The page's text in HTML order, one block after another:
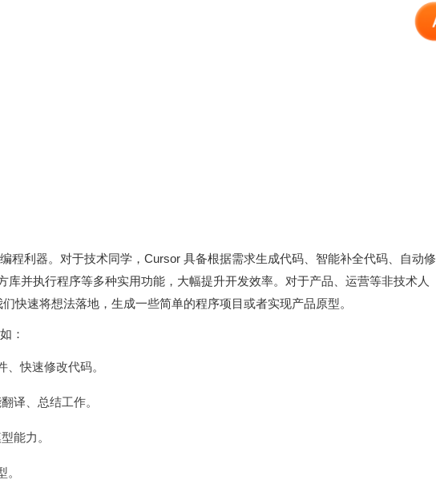
程利器。对于技术同学，Cursor 具备根据需求生成代码、智能补全代码、自动修
库并执行程序等多种实用功能，大幅提升开发效率。对于产品、运营等非技术人
快速将想法落地，生成一些简单的程序项目或者实现产品原型。
：
快速修改代码。
译、总结工作。
能力。